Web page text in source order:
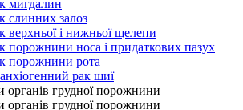
мигдалин
слинних залоз
верхньої і нижньої щелепи
порожнини носа і придаткових пазух
порожнини рота
рак шиї
органів грудної порожнини
органів грудної порожнини